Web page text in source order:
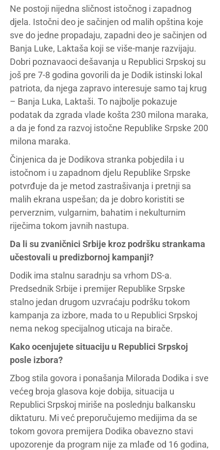
Ne postoji nijedna sličnost istočnog i zapadnog
djela. Istočni deo je sačinjen od malih opština koje
sve do jedne propadaju, zapadni deo je sačinjen od
Banja Luke, Laktaša koji se više-manje razvijaju.
Dobri poznavaoci dešavanja u Republici Srpskoj su
još pre 7-8 godina govorili da je Dodik istinski lokal
patriota, da njega zapravo interesuje samo taj krug
– Banja Luka, Laktaši. To najbolje pokazuje
podatak da zgrada vlade košta 230 milona maraka,
a da je fond za razvoj istočne Republike Srpske 200
milona maraka.
Činjenica da je Dodikova stranka pobjedila i u
istočnom i u zapadnom djelu Republike Srpske
potvrđuje da je metod zastrašivanja i pretnji sa
malih ekrana uspešan; da je dobro koristiti se
perverznim, vulgarnim, bahatim i nekulturnim
riječima tokom javnih nastupa.
Da li su zvaničnici Srbije kroz podršku strankama
učestovali u predizbornoj kampanji?
Dodik ima stalnu saradnju sa vrhom DS-a.
Predsednik Srbije i premijer Republike Srpske
stalno jedan drugom uzvraćaju podršku tokom
kampanja za izbore, mada to u Republici Srpskoj
nema nekog specijalnog uticaja na birače.
Kako ocenjujete situaciju u Republici Srpskoj
posle izbora?
Zbog stila govora i ponašanja Milorada Dodika i sve
većeg broja glasova koje dobija, situacija u
Republici Srpskoj miriše na poslednju balkansku
diktaturu. Mi već preporučujemo medijima da se
tokom govora premijera Dodika obavezno stavi
upozorenje da program nije za mlađe od 16 godina,